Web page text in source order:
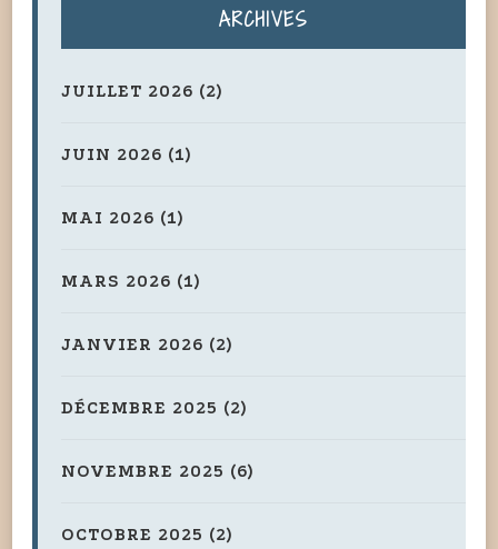
ARCHIVES
JUILLET 2026 (2)
JUIN 2026 (1)
MAI 2026 (1)
MARS 2026 (1)
JANVIER 2026 (2)
DÉCEMBRE 2025 (2)
NOVEMBRE 2025 (6)
OCTOBRE 2025 (2)